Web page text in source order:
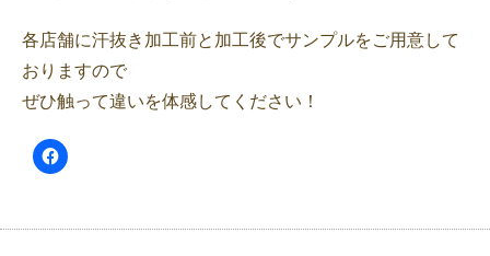
各店舗に汗抜き加工前と加工後でサンプルをご用意して
おりますので
ぜひ触って違いを体感してください！